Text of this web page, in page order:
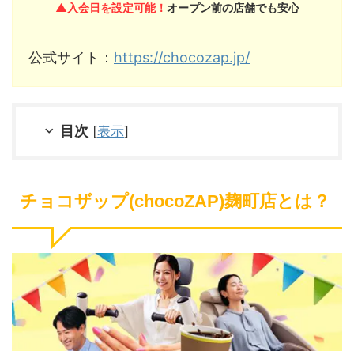
▲入会日を設定可能！ オープン前の店舗でも安心
公式サイト： https://chocozap.jp/
目次 [表示]
チョコザップ(chocoZAP)麹町店とは？